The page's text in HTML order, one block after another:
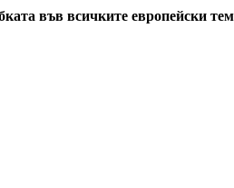
във всичките европейски